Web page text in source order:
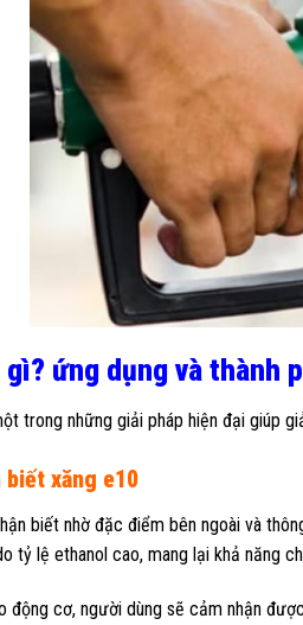
gì? ứng dụng và thành
trong những giải pháp hiện đại giúp
xăng e10
biết nhờ đặc điểm bên ngoài và
tỷ lệ ethanol cao, mang lại khả năng
động cơ, người dùng sẽ cảm nhận